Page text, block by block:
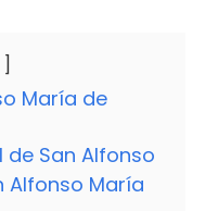
María de
de San Alfonso
Alfonso María